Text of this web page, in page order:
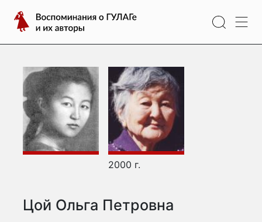
содержимому
Воспоминания
о
ГУЛАГе
авторы
Цой Ольга Петровна
2000 г.